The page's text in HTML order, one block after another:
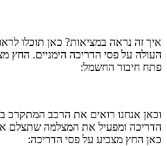
זה נראה במציאות? כאן תוכלו לראות
על פסי הדריכה הימניים. החץ
חיבור החשמל:
אנחנו רואים את הרכב המתקרב בנתיב
ומפעיל את המצלמה שתצלם את
מצביע על פסי הדריכה: